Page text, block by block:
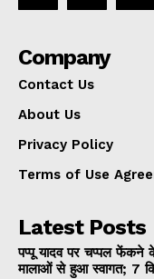
Company
Contact Us
About Us
Privacy Policy
Terms of Use
Latest Posts
पप्पू यादव पर चप्पल फेंकने
मालाओं से हुआ स्वागत; 7